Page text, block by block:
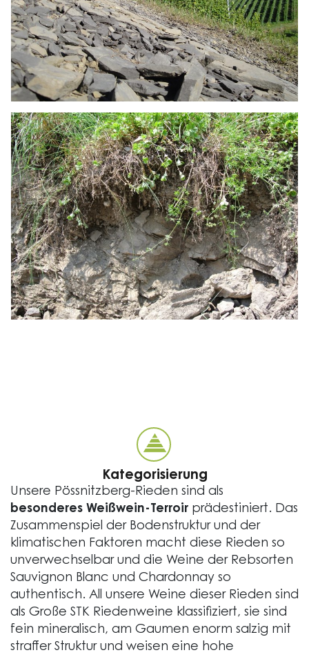
Kategorisierung
Unsere Pössnitzberg-Rieden sind als
besonderes Weißwein-Terroir prädestiniert. Das
Zusammenspiel der Bodenstruktur und der
klimatischen Faktoren macht diese Rieden so
unverwechselbar und die Weine der Rebsorten
Sauvignon Blanc und Chardonnay so
authentisch. All unsere Weine dieser Rieden sind
als Große STK Riedenweine klassifiziert, sie sind
fein mineralisch, am Gaumen enorm salzig mit
straffer Struktur und weisen eine hohe